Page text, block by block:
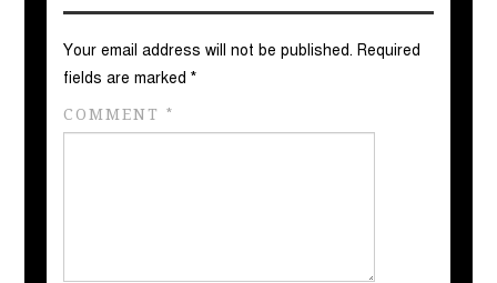
Your email address will not be published. Required
fields are marked*
COMMENT*